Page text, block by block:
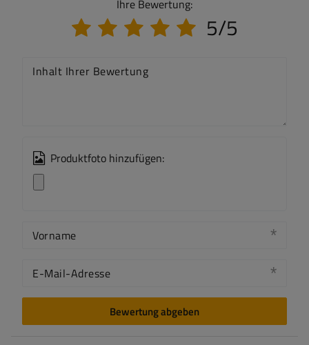
Ihre Bewertung:
5/5
Inhalt Ihrer Bewertung
Produktfoto hinzufügen:
Vorname
E-Mail-Adresse
Bewertung abgeben